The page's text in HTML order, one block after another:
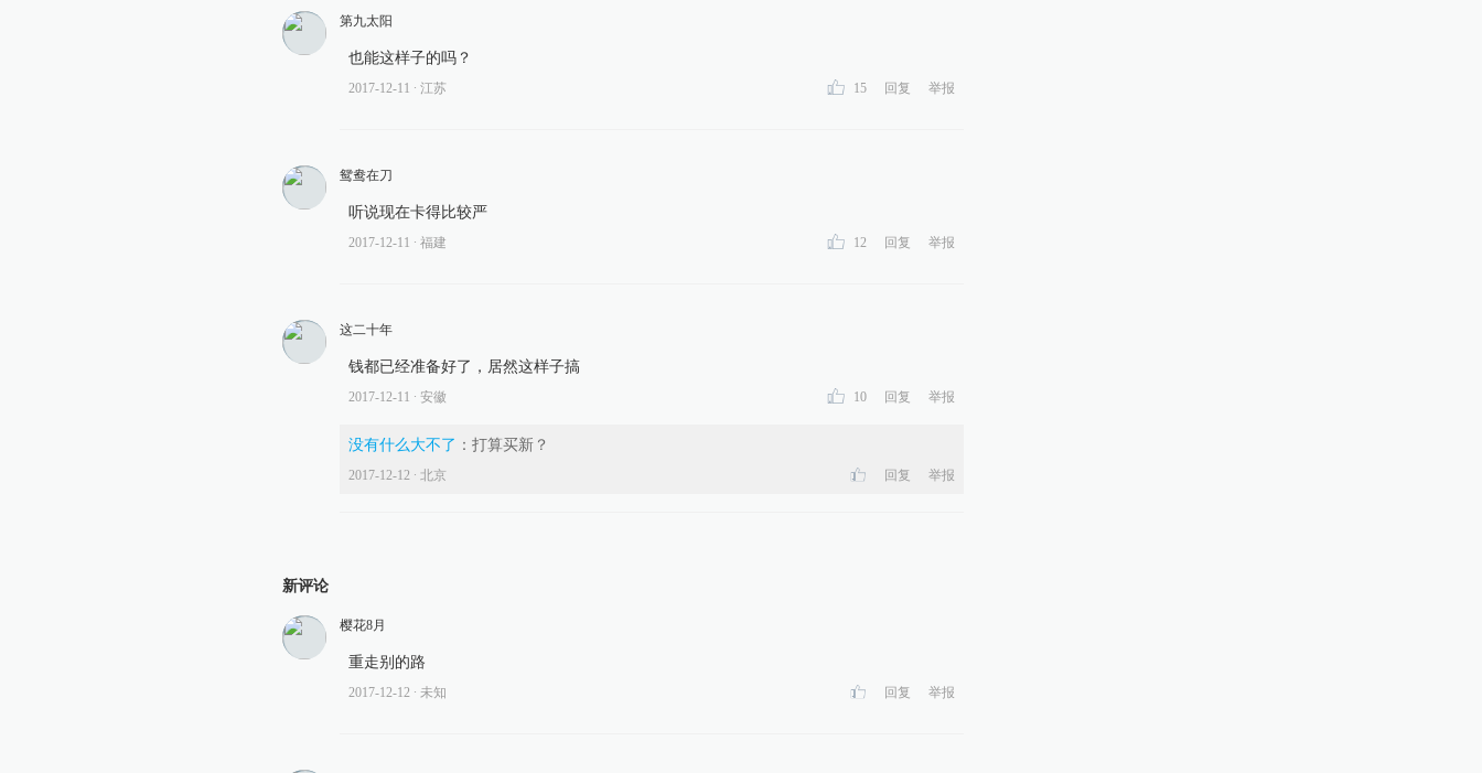
第九太阳
也能这样子的吗？
2017-12-11 ∙ 江苏 15 回复 举报
鸳鸯在刀
听说现在卡得比较严
2017-12-11 ∙ 福建 12 回复 举报
这二十年
钱都已经准备好了，居然这样子搞
2017-12-11 ∙ 安徽 10 回复 举报
没有什么大不了 ： 打算买新？
2017-12-12 ∙ 北京 回复 举报
新评论
樱花8月
重走别的路
2017-12-12 ∙ 未知 回复 举报